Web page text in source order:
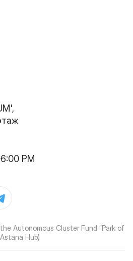
PM
Autonomous Cluster Fund “Park of
Hub)